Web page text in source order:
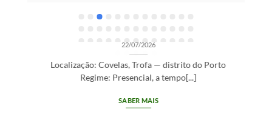
OPORTUNIDADES DE RECRUTAMENTO SEM CATEGORIA
22/07/2026
Localização: Covelas, Trofa — distrito do Porto
Regime: Presencial, a tempo[...]
SABER MAIS